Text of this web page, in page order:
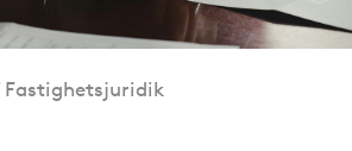
Fastig­hets­juridik